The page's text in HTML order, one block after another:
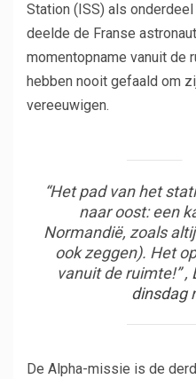
Station (ISS) als
deelde de Franse
momentopname vanuit de
hebben nooit gefaald om
vereeuwigen.
“Het pad van het
naar oost: een
Normandië, zoals
ook zeggen). Het
vanuit de ruimte!” ,
dinsdag
De Alpha-missie is de